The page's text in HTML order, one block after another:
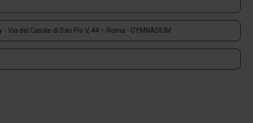
Via del Casale di San Pio V, 44 – Roma - GYMNASIUM